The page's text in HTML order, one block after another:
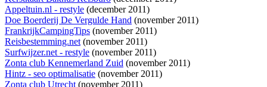
Appeltuin.nl - restyle (december 2011)
Doe Boerderij De Vergulde Hand (november 2011)
FrankrijkCampingTips (november 2011)
Reisbestemming.net (november 2011)
Surfwijzer.net - restyle (november 2011)
Zonta club Kennemerland Zuid (november 2011)
Hintz - seo optimalisatie (november 2011)
Zonta club Utrecht (november 2011)